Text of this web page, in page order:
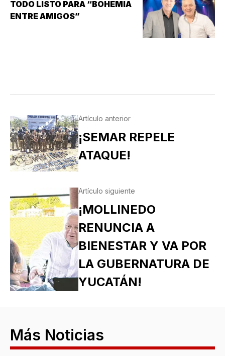
Y/O MANTENER…
TODO LISTO PARA “BOHEMIA
ENTRE AMIGOS”
Artículo anterior
¡SEMAR REPELE
ATAQUE!
Artículo siguiente
¡MOLLINEDO
RENUNCIA A
BIENESTAR Y VA POR
LA GUBERNATURA DE
YUCATÁN!
Más Noticias